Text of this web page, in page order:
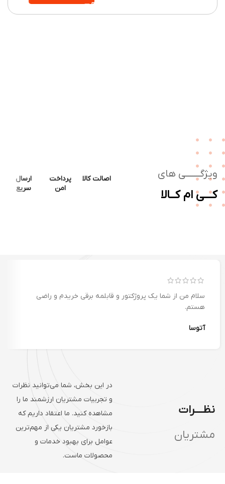
های
ام کــالا
اصالت کالا
پرداخت
ارسال
سریع
سلام من از شما یک پروژکتور و قابلمه برقی خریدم و راضی
هستم.
آتوسا
در این بخش، شما می‌توانید نظرات
و تجربیات مشتریان ارزشمند ما را
مشاهده کنید. ما اعتقاد داریم که
بازخورد مشتریان یکی از مهم‌ترین
عوامل برای بهبود خدمات و
محصولات ماست.